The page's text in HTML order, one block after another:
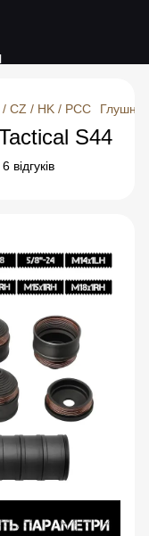
CZ / HK / PCC
S44
6 відгуків